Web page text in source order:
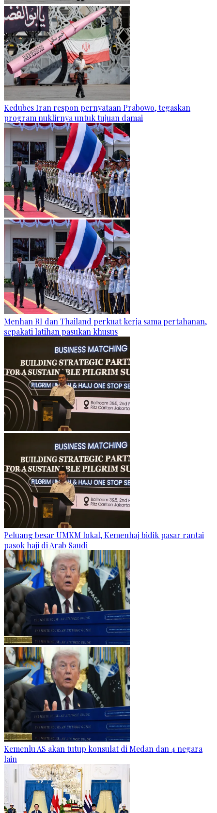
Kedubes Iran respon pernyataan Prabowo, tegaskan
program nuklirnya untuk tujuan damai
Menhan RI dan Thailand perkuat kerja sama pertahanan,
sepakati latihan pasukan khusus
Peluang besar UMKM lokal, Kemenhaj bidik pasar rantai
pasok haji di Arab Saudi
Kemenlu AS akan tutup konsulat di Medan dan 4 negara
lain